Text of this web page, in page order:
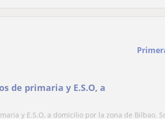
de primaria y E.S.O, a
y E.S.O, a domicilio por la zona de Bilbao.